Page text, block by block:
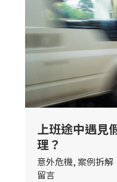
上班途中遇見
理？
意外危機,案例拆解
留言